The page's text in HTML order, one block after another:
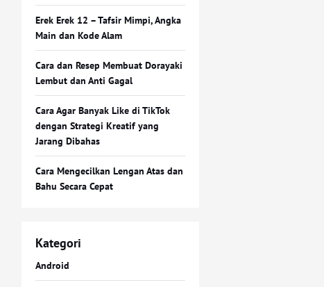
Erek Erek 12 – Tafsir Mimpi, Angka
Main dan Kode Alam
Cara dan Resep Membuat Dorayaki
Lembut dan Anti Gagal
Cara Agar Banyak Like di TikTok
dengan Strategi Kreatif yang
Jarang Dibahas
Cara Mengecilkan Lengan Atas dan
Bahu Secara Cepat
Kategori
Android